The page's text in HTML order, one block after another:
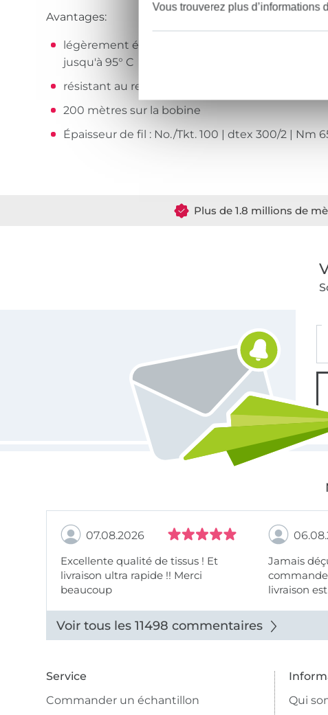
Avantages:
légèrement élastique et résistant à la déchirure
jusqu'à 95° C
résistant au repassage jusqu'à 200° C
200 mètres sur la bobine
Épaisseur de fil : No./Tkt. 100 | dtex 300/2 | Nm
Plus de 1.8 millions de
07.08.2026
Excellente qualité de tissus ! Et
livraison ultra rapide !! Merci
beaucoup
Jamais
livraison
Voir tous les 11498 commentaires
Service
Commander un échantillon
Qui
Vous trouverez plus d’informations